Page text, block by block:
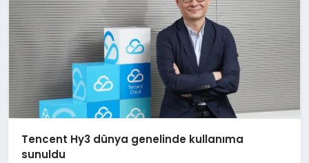
Tencent Hy3 dünya genelinde kullanıma
sunuldu